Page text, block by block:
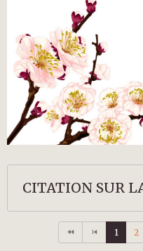
CITATION SUR
1 2